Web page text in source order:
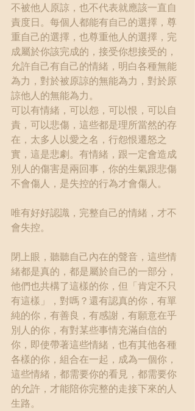
不被他人原諒，也不代表就應該一直自
責度日。每個人都能有自己的選擇，尊
重自己的選擇，也尊重他人的選擇，完
成屬於你該完成的，接受你想接受的，
允許自己有自己的情緒，明白各種無能
為力，對於被原諒的無能為力，對於原
諒他人的無能為力。
可以有情緒，可以怨，可以恨，可以自
責，可以悲傷，這些都是理所當然的存
在，太多人以愛之名，行怨恨遷怒之
實，這是悲劇。有情緒，跟一定會造成
別人的傷害是兩回事，你的生氣跟悲傷
不會傷人，是失控的行為才會傷人。
唯有好好認識，完整自己的情緒，才不
會失控。
閉上眼，聽聽自己內在的聲音，這些情
緒都是真的，都是屬於自己的一部分，
他們也共構了這樣的你，但「肯定不只
有這樣」，對嗎？還有認真的你，有單
純的你，有善良，有感謝，有願意在乎
別人的你，有對某些事情充滿自信的
你，即使帶著這些情緒，也有其他各種
各樣的你，組合在一起，成為一個你，
這些情緒，都需要你的看見，都需要你
的允許，才能陪你完整的走接下來的人
生路。